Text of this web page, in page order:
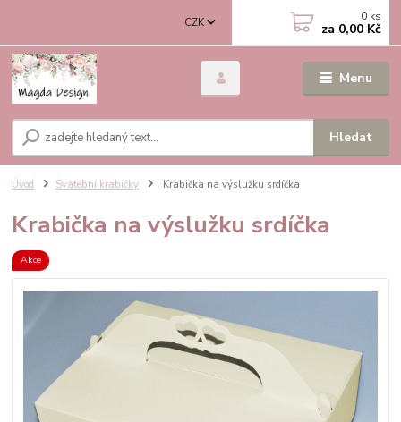
Menu
CZK
Hledat
0 ks
za 0,00 Kč
Úvod Svatební krabičky Krabička na výslužku srdíčka
Krabička na výslužku srdíčka
Akce